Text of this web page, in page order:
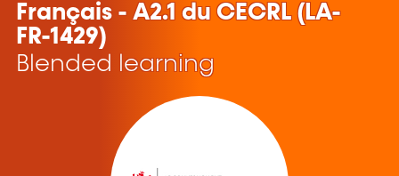
Français - A2.1 du CECRL (LA-
FR-1429)
Blended learning